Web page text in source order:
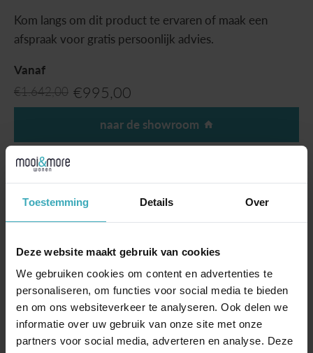
Toestemming Details Over
Deze website maakt gebruik van cookies
We gebruiken cookies om content en advertenties te
personaliseren, om functies voor social media te bieden
en om ons websiteverkeer te analyseren. Ook delen we
informatie over uw gebruik van onze site met onze
partners voor social media, adverteren en analyse. Deze
Kom langs om dit product te ervaren of maak een
afspraak voor gratis persoonlijk advies.
Vanaf
€1.642,00 €995,00
naar de showroom
Productinformatie
recht in het hart van het hout kijken. Het kops hout geeft een warme
Nu als showmodel direct leverbaar!
Eigenschappen:
Blad Eiken kops Premium
Onderstel BP100 Antraciet